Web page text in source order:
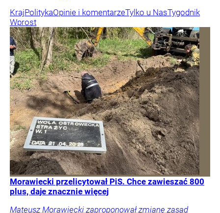
KrajPolitykaOpinie i komentarzeTylko u NasTygodnik
Wprost
Morawiecki przelicytował PiS. Chce zawieszać 800
plus, daje znacznie więcej
Mateusz Morawiecki zaproponował zmianę zasad